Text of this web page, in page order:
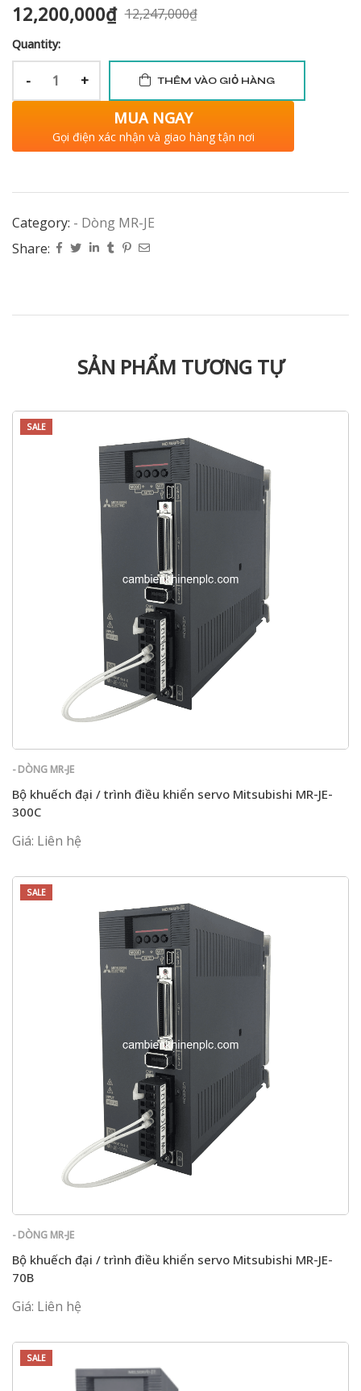
12,247,000₫
12,200,000₫
Quantity:
- + THÊM VÀO GIỎ HÀNG
MUA NGAY
Gọi điện xác nhận và giao hàng tận nơi
Category: - Dòng MR-JE
Share:
SẢN PHẨM TƯƠNG TỰ
SALE
- DÒNG MR-JE
Bộ khuếch đại / trình điều khiển servo Mitsubishi MR-JE-
300C
Giá: Liên hệ
SALE
- DÒNG MR-JE
Bộ khuếch đại / trình điều khiển servo Mitsubishi MR-JE-
70B
Giá: Liên hệ
SALE